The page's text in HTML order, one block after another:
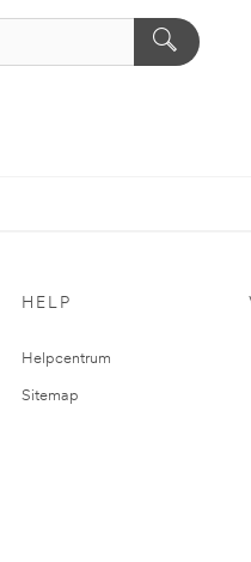
HELP
Helpcentrum
Sitemap